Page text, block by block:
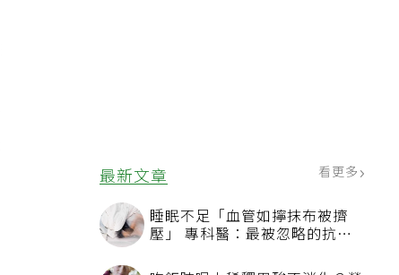
最新文章 看更多
睡眠不足「血管如擰抹布被擠
壓」 專科醫：最被忽略的抗老